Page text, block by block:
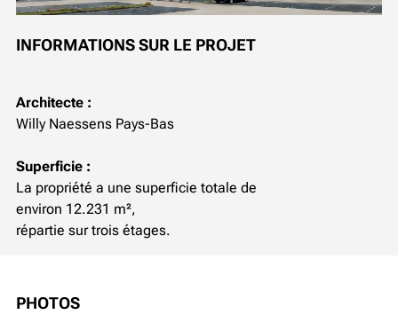
INFORMATIONS SUR LE PROJET
Architecte :
Willy Naessens Pays-Bas
Superficie :
La propriété a une superficie totale de
environ 12.231 m²,
répartie sur trois étages.
PHOTOS